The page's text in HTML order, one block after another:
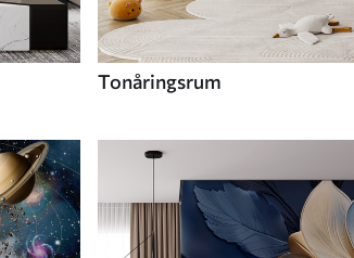
Tonåringsrum